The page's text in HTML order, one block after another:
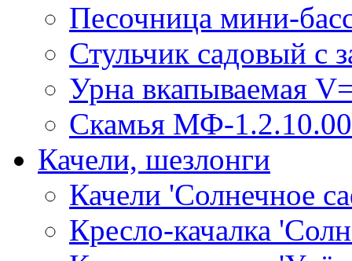
Песочница мини-
Стульчик садовый с
Урна вкапываемая
Скамья МФ-1.2.10.00
Качели, шезлонги
Качели 'Солнечное
Кресло-качалка